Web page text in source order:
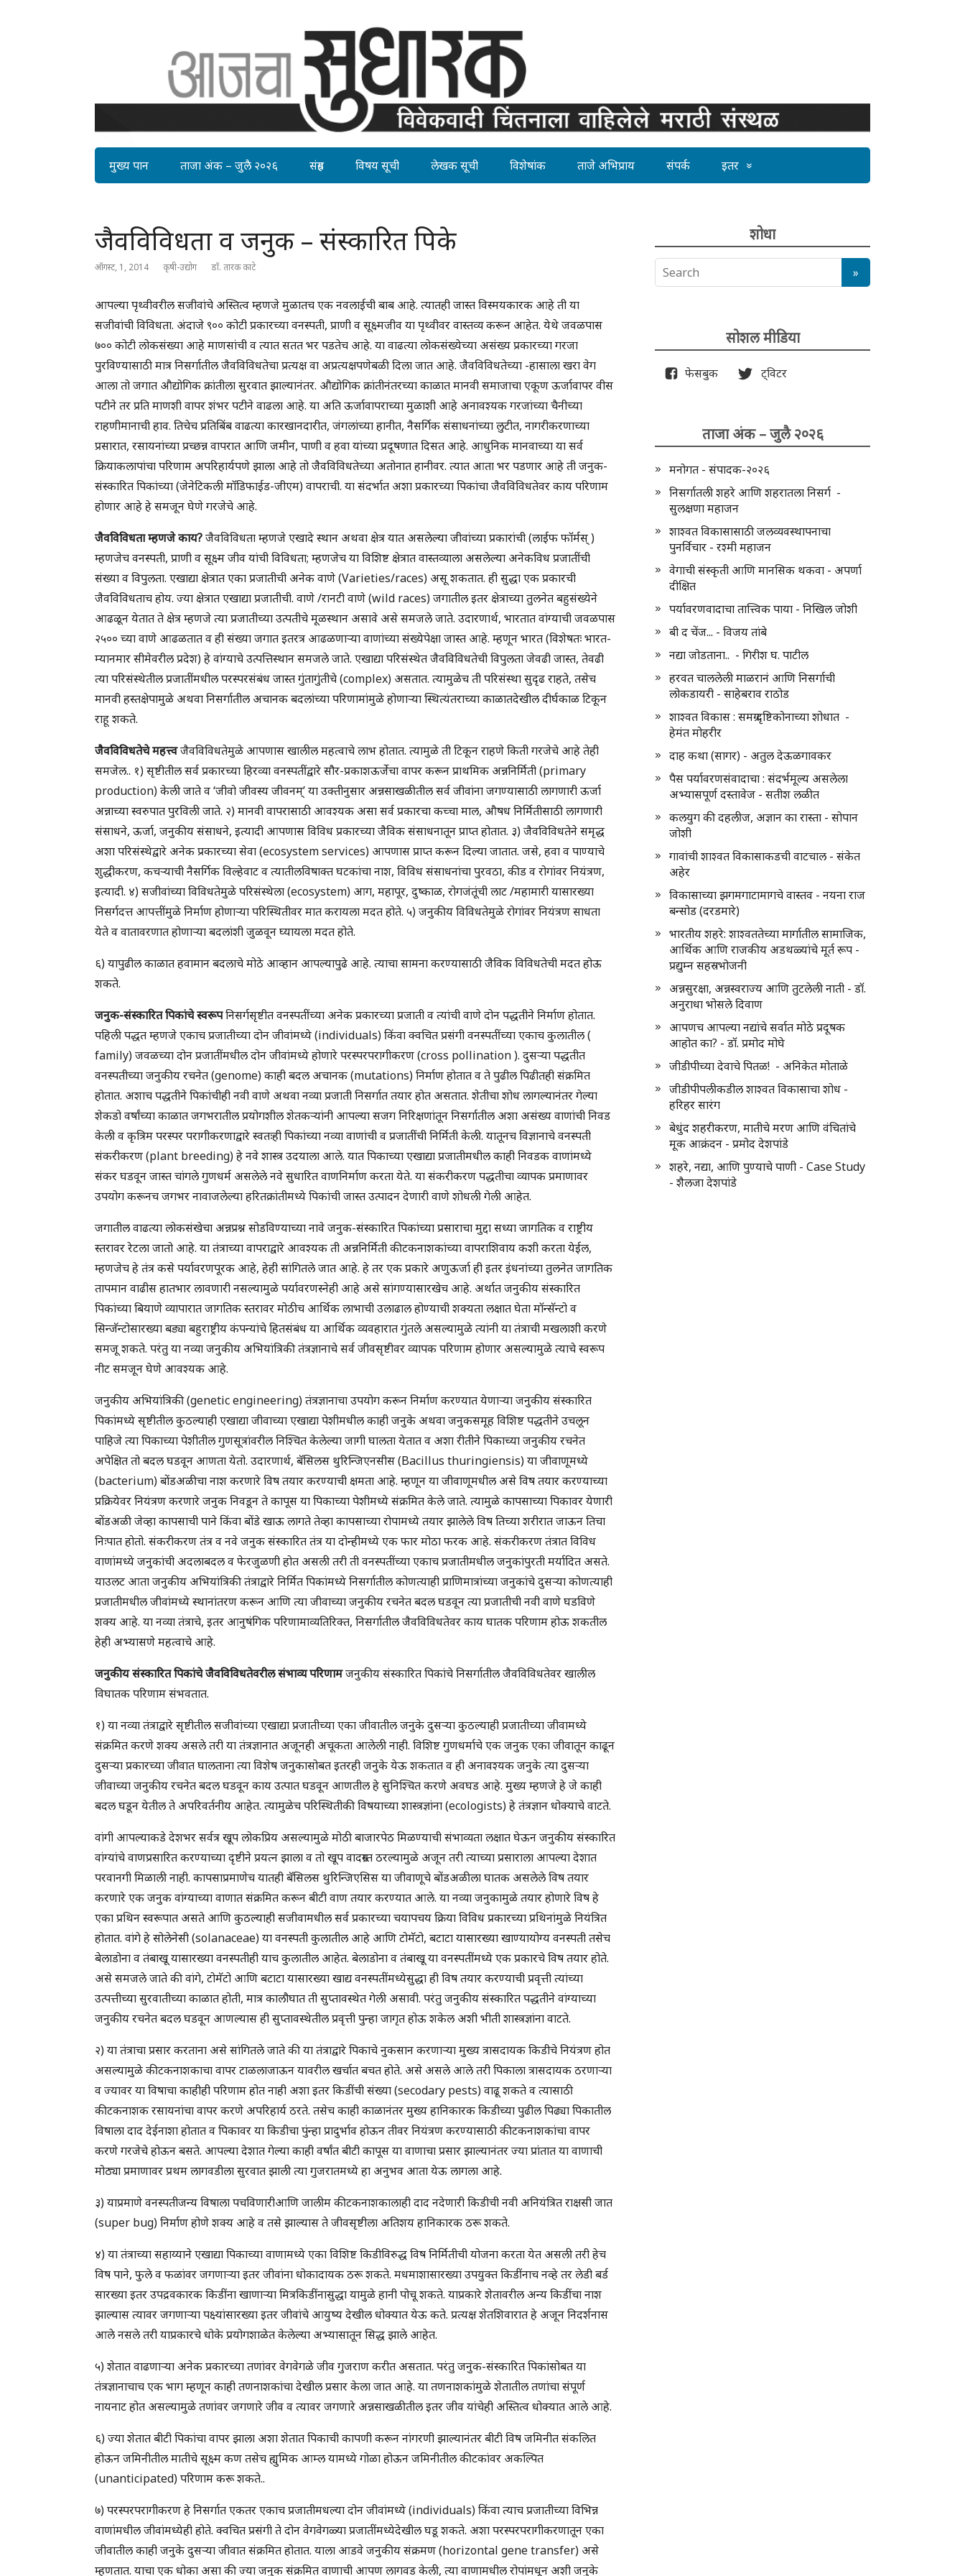
मुख्य पान ताजा अंक – जुलै २०२६ संग्रह विषय सूची लेखक सूची विशेषांक ताजे अभिप्राय संपर्क इतर
जैवविविधता व जनुक – संस्कारित पिके
ऑगस्ट, 1, 2014 कृषी-उद्योग डॉ. तारक काटे
आपल्या पृथ्वीवरील सजीवांचे अस्तित्व म्हणजे मुळातच एक नवलाईची बाब आहे. त्यातही जास्त विस्मयकारक आहे ती या
सजीवांची विविधता. अंदाजे ९०० कोटी प्रकारच्या वनस्पती, प्राणी व सूक्ष्मजीव या पृथ्वीवर वास्तव्य करून आहेत. येथे जवळपास
७०० कोटी लोकसंख्या आहे माणसांची व त्यात सतत भर पडतेच आहे. या वाढत्या लोकसंख्येच्या असंख्य प्रकारच्या गरजा
पुरविण्यासाठी मात्र निसर्गातील जैवविविधतेचा प्रत्यक्ष वा अप्रत्यक्षपणेबळी दिला जात आहे. जैवविविधतेच्या -हासाला खरा वेग
आला तो जगात औद्योगिक क्रांतीला सुरवात झाल्यानंतर. औद्योगिक क्रांतीनंतरच्या काळात मानवी समाजाचा एकूण ऊर्जावापर वीस
पटीने तर प्रति माणशी वापर शंभर पटीने वाढला आहे. या अति ऊर्जावापराच्या मुळाशी आहे अनावश्यक गरजांच्या चैनीच्या
राहणीमानाची हाव. तिचेच प्रतिबिंब वाढत्या कारखानदारीत, जंगलांच्या हानीत, नैसर्गिक संसाधनांच्या लुटीत, नागरीकरणाच्या
प्रसारात, रसायनांच्या प्रच्छन्न वापरात आणि जमीन, पाणी व हवा यांच्या प्रदूषणात दिसत आहे. आधुनिक मानवाच्या या सर्व
क्रियाकलापांचा परिणाम अपरिहार्यपणे झाला आहे तो जैवविविधतेच्या अतोनात हानीवर. त्यात आता भर पडणार आहे ती जनुक-
संस्कारित पिकांच्या (जेनेटिकली मॉडिफाईड-जीएम) वापराची. या संदर्भात अशा प्रकारच्या पिकांचा जैवविविधतेवर काय परिणाम
होणार आहे हे समजून घेणे गरजेचे आहे.
जैवविविधता म्हणजे काय?जैवविविधता म्हणजे एखादे स्थान अथवा क्षेत्र यात असलेल्या जीवांच्या प्रकारांची (लाईफ फॉर्मस् )
म्हणजेच वनस्पती, प्राणी व सूक्ष्म जीव यांची विविधता; म्हणजेच या विशिष्ट क्षेत्रात वास्तव्याला असलेल्या अनेकविध प्रजातींची
संख्या व विपुलता. एखाद्या क्षेत्रात एका प्रजातीची अनेक वाणे (Varieties/races) असू शकतात. ही सुद्धा एक प्रकारची
जैवविविधताच होय. ज्या क्षेत्रात एखाद्या प्रजातीची. वाणे /रानटी वाणे (wild races) जगातील इतर क्षेत्राच्या तुलनेत बहुसंख्येने
आढळून येतात ते क्षेत्र म्हणजे त्या प्रजातीच्या उत्पतीचे मूळस्थान असावे असे समजले जाते. उदारणार्थ, भारतात वांग्याची जवळपास
२५०० च्या वाणे आढळतात व ही संख्या जगात इतरत्र आढळणाऱ्या वाणांच्या संख्येपेक्षा जास्त आहे. म्हणून भारत (विशेषतः भारत-
म्यानमार सीमेवरील प्रदेश) हे वांग्याचे उत्पत्तिस्थान समजले जाते. एखाद्या परिसंस्थेत जैवविविधतेची विपुलता जेवढी जास्त, तेवढी
त्या परिसंस्थेतील प्रजातींमधील परस्परसंबंध जास्त गुंतागुंतीचे (complex) असतात. त्यामुळेच ती परिसंस्था सुदृढ राहते, तसेच
मानवी हस्तक्षेपामुळे अथवा निसर्गातील अचानक बदलांच्या परिणामांमुळे होणाऱ्या स्थित्यंतराच्या काळातदेखील दीर्घकाळ टिकून
राहू शकते.
जैवविविधतेचे महत्त्वजैवविविधतेमुळे आपणास खालील महत्वाचे लाभ होतात. त्यामुळे ती टिकून राहणे किती गरजेचे आहे तेही
समजेल.. १) सृष्टीतील सर्व प्रकारच्या हिरव्या वनस्पतींद्वारे सौर-प्रकाशऊर्जेचा वापर करून प्राथमिक अन्ननिर्मिती (primary
production) केली जाते व ‘जीवो जीवस्य जीवनम्’ या उक्तीनुसार अन्नसाखळीतील सर्व जीवांना जगण्यासाठी लागणारी ऊर्जा
अन्नाच्या स्वरुपात पुरविली जाते. २) मानवी वापरासाठी आवश्यक असा सर्व प्रकारचा कच्चा माल, औषध निर्मितीसाठी लागणारी
संसाधने, ऊर्जा, जनुकीय संसाधने, इत्यादी आपणास विविध प्रकारच्या जैविक संसाधनातून प्राप्त होतात. ३) जैवविविधतेने समृद्ध
अशा परिसंस्थेद्वारे अनेक प्रकारच्या सेवा (ecosystem services) आपणास प्राप्त करून दिल्या जातात. जसे, हवा व पाण्याचे
शुद्धीकरण, कचऱ्याची नैसर्गिक विल्हेवाट व त्यातीलविषाक्त घटकांचा नाश, विविध संसाधनांचा पुरवठा, कीड व रोगांवर नियंत्रण,
इत्यादी. ४) सजीवांच्या विविधतेमुळे परिसंस्थेला (ecosystem) आग, महापूर, दुष्काळ, रोगजंतूंची लाट /महामारी यासारख्या
निसर्गदत्त आपत्तींमुळे निर्माण होणाऱ्या परिस्थितीवर मात करायला मदत होते. ५) जनुकीय विविधतेमुळे रोगांवर नियंत्रण साधता
येते व वातावरणात होणाऱ्या बदलांशी जुळवून घ्यायला मदत होते.
६) यापुढील काळात हवामान बदलाचे मोठे आव्हान आपल्यापुढे आहे. त्याचा सामना करण्यासाठी जैविक विविधतेची मदत होऊ
शकते.
जनुक-संस्कारित पिकांचे स्वरूपनिसर्गसृष्टीत वनस्पतींच्या अनेक प्रकारच्या प्रजाती व त्यांची वाणे दोन पद्धतीने निर्माण होतात.
पहिली पद्धत म्हणजे एकाच प्रजातीच्या दोन जीवांमध्ये (individuals) किंवा क्वचित प्रसंगी वनस्पतींच्या एकाच कुलातील (
family) जवळच्या दोन प्रजातींमधील दोन जीवांमध्ये होणारे परस्परपरागीकरण (cross pollination ). दुसऱ्या पद्धतीत
वनस्पतीच्या जनुकीय रचनेत (genome) काही बदल अचानक (mutations) निर्माण होतात व ते पुढील पिढीतही संक्रमित
होतात. अशाच पद्धतीने पिकांचीही नवी वाणे अथवा नव्या प्रजाती निसर्गात तयार होत असतात. शेतीचा शोध लागल्यानंतर गेल्या
शेकडो वर्षांच्या काळात जगभरातील प्रयोगशील शेतकऱ्यांनी आपल्या सजग निरिक्षणांतून निसर्गातील अशा असंख्य वाणांची निवड
केली व कृत्रिम परस्पर परागीकरणाद्वारे स्वतःही पिकांच्या नव्या वाणांची व प्रजातींची निर्मिती केली. यातूनच विज्ञानाचे वनस्पती
संकरीकरण (plant breeding) हे नवे शास्त्र उदयाला आले. यात पिकाच्या एखाद्या प्रजातीमधील काही निवडक वाणांमध्ये
संकर घडवून जास्त चांगले गुणधर्म असलेले नवे सुधारित वाणनिर्माण करता येते. या संकरीकरण पद्धतीचा व्यापक प्रमाणावर
उपयोग करूनच जगभर नावाजलेल्या हरितक्रांतीमध्ये पिकांची जास्त उत्पादन देणारी वाणे शोधली गेली आहेत.
जगातील वाढत्या लोकसंखेचा अन्नप्रश्न सोडविण्याच्या नावे जनुक-संस्कारित पिकांच्या प्रसाराचा मुद्दा सध्या जागतिक व राष्ट्रीय
स्तरावर रेटला जातो आहे. या तंत्राच्या वापराद्वारे आवश्यक ती अन्ननिर्मिती कीटकनाशकांच्या वापराशिवाय कशी करता येईल,
म्हणजेच हे तंत्र कसे पर्यावरणपूरक आहे, हेही सांगितले जात आहे. हे तर एक प्रकारे अणुऊर्जा ही इतर इंधनांच्या तुलनेत जागतिक
तापमान वाढीस हातभार लावणारी नसल्यामुळे पर्यावरणस्नेही आहे असे सांगण्यासारखेच आहे. अर्थात जनुकीय संस्कारित
पिकांच्या बियाणे व्यापारात जागतिक स्तरावर मोठीच आर्थिक लाभाची उलाढाल होण्याची शक्यता लक्षात घेता मॉन्सॅन्टो व
सिन्जॅन्टोसारख्या बड्या बहुराष्ट्रीय कंपन्यांचे हितसंबंध या आर्थिक व्यवहारात गुंतले असल्यामुळे त्यांनी या तंत्राची मखलाशी करणे
समजू शकते. परंतु या नव्या जनुकीय अभियांत्रिकी तंत्रज्ञानाचे सर्व जीवसृष्टीवर व्यापक परिणाम होणार असल्यामुळे त्याचे स्वरूप
नीट समजून घेणे आवश्यक आहे.
जनुकीय अभियांत्रिकी (genetic engineering) तंत्रज्ञानाचा उपयोग करून निर्माण करण्यात येणाऱ्या जनुकीय संस्कारित
पिकांमध्ये सृष्टीतील कुठल्याही एखाद्या जीवाच्या एखाद्या पेशीमधील काही जनुके अथवा जनुकसमूह विशिष्ट पद्धतीने उचलून
पाहिजे त्या पिकाच्या पेशीतील गुणसूत्रांवरील निश्चित केलेल्या जागी घालता येतात व अशा रीतीने पिकाच्या जनुकीय रचनेत
अपेक्षित तो बदल घडवून आणता येतो. उदारणार्थ, बॅसिलस थुरिन्जिएनसीस (Bacillus thuringiensis) या जीवाणूमध्ये
(bacterium) बोंडअळीचा नाश करणारे विष तयार करण्याची क्षमता आहे. म्हणून या जीवाणूमधील असे विष तयार करण्याच्या
प्रक्रियेवर नियंत्रण करणारे जनुक निवडून ते कापूस या पिकाच्या पेशीमध्ये संक्रमित केले जाते. त्यामुळे कापसाच्या पिकावर येणारी
बोंडअळी जेव्हा कापसाची पाने किंवा बोंडे खाऊ लागते तेव्हा कापसाच्या रोपामध्ये तयार झालेले विष तिच्या शरीरात जाऊन तिचा
निःपात होतो. संकरीकरण तंत्र व नवे जनुक संस्कारित तंत्र या दोन्हीमध्ये एक फार मोठा फरक आहे. संकरीकरण तंत्रात विविध
वाणांमध्ये जनुकांची अदलाबदल व फेरजुळणी होत असली तरी ती वनस्पतींच्या एकाच प्रजातीमधील जनुकांपुरती मर्यादित असते.
याउलट आता जनुकीय अभियांत्रिकी तंत्राद्वारे निर्मित पिकांमध्ये निसर्गातील कोणत्याही प्राणिमात्रांच्या जनुकांचे दुसऱ्या कोणत्याही
प्रजातीमधील जीवांमध्ये स्थानांतरण करून आणि त्या जीवाच्या जनुकीय रचनेत बदल घडवून त्या प्रजातीची नवी वाणे घडविणे
शक्य आहे. या नव्या तंत्राचे, इतर आनुषंगिक परिणामाव्यतिरिक्त, निसर्गातील जैवविविधतेवर काय घातक परिणाम होऊ शकतील
हेही अभ्यासणे महत्वाचे आहे.
जनुकीय संस्कारित पिकांचे जैवविविधतेवरील संभाव्य परिणामजनुकीय संस्कारित पिकांचे निसर्गातील जैवविविधतेवर खालील
विघातक परिणाम संभवतात.
१) या नव्या तंत्राद्वारे सृष्टीतील सजीवांच्या एखाद्या प्रजातीच्या एका जीवातील जनुके दुसऱ्या कुठल्याही प्रजातीच्या जीवामध्ये
संक्रमित करणे शक्य असले तरी या तंत्रज्ञानात अजूनही अचूकता आलेली नाही. विशिष्ट गुणधर्माचे एक जनुक एका जीवातून काढून
दुसऱ्या प्रकारच्या जीवात घालताना त्या विशेष जनुकासोबत इतरही जनुके येऊ शकतात व ही अनावश्यक जनुके त्या दुसऱ्या
जीवाच्या जनुकीय रचनेत बदल घडवून काय उत्पात घडवून आणतील हे सुनिश्चित करणे अवघड आहे. मुख्य म्हणजे हे जे काही
बदल घडून येतील ते अपरिवर्तनीय आहेत. त्यामुळेच परिस्थितीकी विषयाच्या शास्त्रज्ञांना (ecologists) हे तंत्रज्ञान धोक्याचे वाटते.
वांगी आपल्याकडे देशभर सर्वत्र खूप लोकप्रिय असल्यामुळे मोठी बाजारपेठ मिळण्याची संभाव्यता लक्षात घेऊन जनुकीय संस्कारित
वांग्यांचे वाणप्रसारित करण्याच्या दृष्टीने प्रयत्न झाला व तो खूप वादग्रस्त ठरल्यामुळे अजून तरी त्याच्या प्रसाराला आपल्या देशात
परवानगी मिळाली नाही. कापसाप्रमाणेच यातही बॅसिलस थुरिन्जिएसिस या जीवाणूचे बोंडअळीला घातक असलेले विष तयार
करणारे एक जनुक वांग्याच्या वाणात संक्रमित करून बीटी वाण तयार करण्यात आले. या नव्या जनुकामुळे तयार होणारे विष हे
एका प्रथिन स्वरूपात असते आणि कुठल्याही सजीवामधील सर्व प्रकारच्या चयापचय क्रिया विविध प्रकारच्या प्रथिनांमुळे नियंत्रित
होतात. वांगे हे सोलेनेसी (solanaceae) या वनस्पती कुलातील आहे आणि टोमॅटो, बटाटा यासारख्या खाण्यायोग्य वनस्पती तसेच
बेलाडोना व तंबाखू यासारख्या वनस्पतीही याच कुलातील आहेत. बेलाडोना व तंबाखू या वनस्पतींमध्ये एक प्रकारचे विष तयार होते.
असे समजले जाते की वांगे, टोमॅटो आणि बटाटा यासारख्या खाद्य वनस्पतींमध्येसुद्धा ही विष तयार करण्याची प्रवृत्ती त्यांच्या
उत्पत्तीच्या सुरवातीच्या काळात होती, मात्र कालौघात ती सुप्तावस्थेत गेली असावी. परंतु जनुकीय संस्कारित पद्धतीने वांग्याच्या
जनुकीय रचनेत बदल घडवून आणल्यास ही सुप्तावस्थेतील प्रवृत्ती पुन्हा जागृत होऊ शकेल अशी भीती शास्त्रज्ञांना वाटते.
२) या तंत्राचा प्रसार करताना असे सांगितले जाते की या तंत्राद्वारे पिकाचे नुकसान करणाऱ्या मुख्य त्रासदायक किडीचे नियंत्रण होत
असल्यामुळे कीटकनाशकाचा वापर टाळलाजाऊन यावरील खर्चात बचत होते. असे असले आले तरी पिकाला त्रासदायक ठरणाऱ्या
व ज्यावर या विषाचा काहीही परिणाम होत नाही अशा इतर किडींची संख्या (secodary pests) वाढू शकते व त्यासाठी
कीटकनाशक रसायनांचा वापर करणे अपरिहार्य ठरते. तसेच काही काळानंतर मुख्य हानिकारक किडीच्या पुढील पिढ्या पिकातील
विषाला दाद देईनाशा होतात व पिकावर या किडीचा पुंन्हा प्रादुर्भाव होऊन तीवर नियंत्रण करण्यासाठी कीटकनाशकांचा वापर
करणे गरजेचे होऊन बसते. आपल्या देशात गेल्या काही वर्षांत बीटी कापूस या वाणाचा प्रसार झाल्यानंतर ज्या प्रांतात या वाणाची
मोठ्या प्रमाणावर प्रथम लागवडीला सुरवात झाली त्या गुजरातमध्ये हा अनुभव आता येऊ लागला आहे.
३) याप्रमाणे वनस्पतीजन्य विषाला पचविणारीआणि जालीम कीटकनाशकालाही दाद नदेणारी किडीची नवी अनियंत्रित राक्षसी जात
(super bug) निर्माण होणे शक्य आहे व तसे झाल्यास ते जीवसृष्टीला अतिशय हानिकारक ठरू शकते.
४) या तंत्राच्या सहाय्याने एखाद्या पिकाच्या वाणामध्ये एका विशिष्ट किडीविरुद्ध विष निर्मितीची योजना करता येत असली तरी हेच
विष पाने, फुले व फळांवर जगणाऱ्या इतर जीवांना धोकादायक ठरू शकते. मधमाशासारख्या उपयुक्त किडींनाच नव्हे तर लेडी बर्ड
सारख्या इतर उपद्रवकारक किडींना खाणाऱ्या मित्रकिडींनासुद्धा यामुळे हानी पोचू शकते. याप्रकारे शेतावरील अन्य किडींचा नाश
झाल्यास त्यावर जगणाऱ्या पक्ष्यांसारख्या इतर जीवांचे आयुष्य देखील धोक्यात येऊ कते. प्रत्यक्ष शेतशिवारात हे अजून निदर्शनास
आले नसले तरी याप्रकारचे धोके प्रयोगशाळेत केलेल्या अभ्यासातून सिद्ध झाले आहेत.
५) शेतात वाढणाऱ्या अनेक प्रकारच्या तणांवर वेगवेगळे जीव गुजराण करीत असतात. परंतु जनुक-संस्कारित पिकांसोबत या
तंत्रज्ञानाचाच एक भाग म्हणून काही तणनाशकांचा देखील प्रसार केला जात आहे. या तणनाशकांमुळे शेतातील तणांचा संपूर्ण
नायनाट होत असल्यामुळे तणांवर जगणारे जीव व त्यावर जगणारे अन्नसाखळीतील इतर जीव यांचेही अस्तित्व धोक्यात आले आहे.
६) ज्या शेतात बीटी पिकांचा वापर झाला अशा शेतात पिकाची कापणी करून नांगरणी झाल्यानंतर बीटी विष जमिनीत संकलित
होऊन जमिनीतील मातीचे सूक्ष्म कण तसेच ह्युमिक आम्ल यामध्ये गोळा होऊन जमिनीतील कीटकांवर अकल्पित
(unanticipated) परिणाम करू शकते..
७) परस्परपरागीकरण हे निसर्गात एकतर एकाच प्रजातीमधल्या दोन जीवांमध्ये (individuals) किंवा त्याच प्रजातीच्या विभिन्न
वाणांमधील जीवांमध्येही होते. क्वचित प्रसंगी ते दोन वेगवेगळ्या प्रजातींमध्येदेखील घडू शकते. अशा परस्परपरागीकरणातून एका
जीवातील काही जनुके दुसऱ्या जीवात संक्रमित होतात. याला आडवे जनुकीय संक्रमण (horizontal gene transfer) असे
म्हणतात. याचा एक धोका असा की ज्या जनुक संक्रमित वाणाची आपण लागवड केली, त्या वाणामधील रोपांमधून अशी जनुके
शोधा
सोशल मीडिया
फेसबुक ट्विटर
ताजा अंक – जुलै २०२६
मनोगत - संपादक-२०२६
निसर्गातली शहरे आणि शहरातला निसर्ग -
सुलक्षणा महाजन
शाश्वत विकासासाठी जलव्यवस्थापनाचा
पुनर्विचार - रश्मी महाजन
वेगाची संस्कृती आणि मानसिक थकवा - अपर्णा
दीक्षित
पर्यावरणवादाचा तात्त्विक पाया - निखिल जोशी
बी द चेंज... - विजय तांबे
नद्या जोडताना.. - गिरीश घ. पाटील
हरवत चाललेली माळरानं आणि निसर्गाची
लोकडायरी - साहेबराव राठोड
शाश्वत विकास : समग्र दृष्टिकोनाच्या शोधात -
हेमंत मोहरीर
दाह कथा (सागर) - अतुल देऊळगावकर
पैस पर्यावरणसंवादाचा : संदर्भमूल्य असलेला
अभ्यासपूर्ण दस्तावेज - सतीश लळीत
कलयुग की दहलीज, अज्ञान का रास्ता - सोपान
जोशी
गावांची शाश्वत विकासाकडची वाटचाल - संकेत
अहेर
विकासाच्या झगमगाटामागचे वास्तव - नयना राज
बन्सोड (दरडमारे)
भारतीय शहरे: शाश्वततेच्या मार्गातील सामाजिक,
आर्थिक आणि राजकीय अडथळ्यांचे मूर्त रूप -
प्रद्युम्न सहस्रभोजनी
अन्नसुरक्षा, अन्नस्वराज्य आणि तुटलेली नाती - डॉ.
अनुराधा भोसले दिवाण
आपणच आपल्या नद्यांचे सर्वात मोठे प्रदूषक
आहोत का? - डॉ. प्रमोद मोघे
जीडीपीच्या देवाचे पितळ! - अनिकेत मोताळे
जीडीपीपलीकडील शाश्वत विकासाचा शोध -
हरिहर सारंग
बेधुंद शहरीकरण, मातीचे मरण आणि वंचितांचे
मूक आक्रंदन - प्रमोद देशपांडे
शहरे, नद्या, आणि पुण्याचे पाणी - Case Study
- शैलजा देशपांडे